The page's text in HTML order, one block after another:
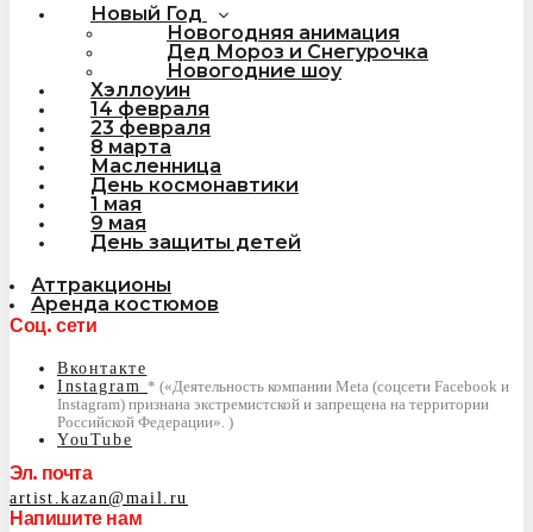
Новый Год
Новогодняя анимация
Дед Мороз и Снегурочка
Новогодние шоу
Хэллоуин
14 февраля
23 февраля
8 марта
Масленница
День космонавтики
1 мая
9 мая
День защиты детей
Аттракционы
Аренда костюмов
Соц. сети
Вконтакте
Instagram
YouTube
Эл. почта
artist.kazan@mail.ru
Напишите нам